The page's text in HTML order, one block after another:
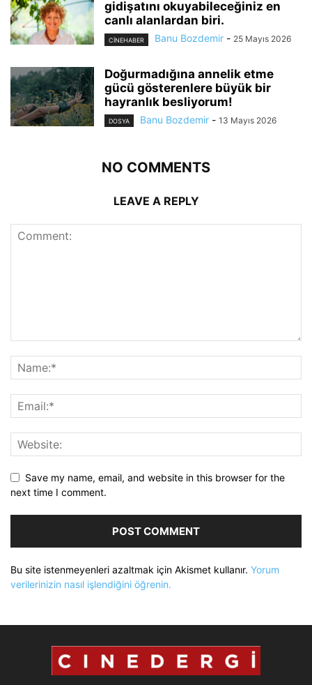
gidişatını okuyabileceğiniz en
canlı alanlardan biri.
CINEHABER Banu Bozdemir - 25 Mayıs 2026
Doğurmadığına annelik etme
gücü gösterenlere büyük bir
hayranlık besliyorum!
DOSYA Banu Bozdemir - 13 Mayıs 2026
NO COMMENTS
LEAVE A REPLY
Save my name, email, and website in this browser for the
next time I comment.
Bu site istenmeyenleri azaltmak için Akismet kullanır. Yorum
verilerinizin nasıl işlendiğini öğrenin.